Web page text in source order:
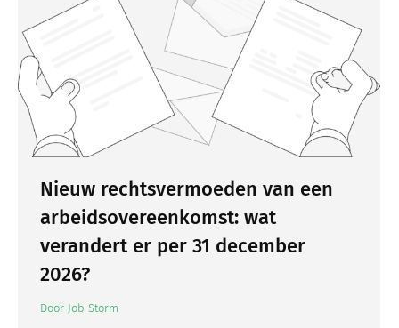
Nieuw rechtsvermoeden van een
arbeidsovereenkomst: wat
verandert er per 31 december
2026?
Door Job Storm